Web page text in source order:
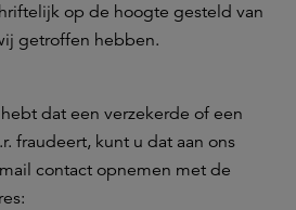
op de hoogte gesteld van
getroffen hebben.
dat een verzekerde of een
fraudeert, kunt u dat aan ons
contact opnemen met de